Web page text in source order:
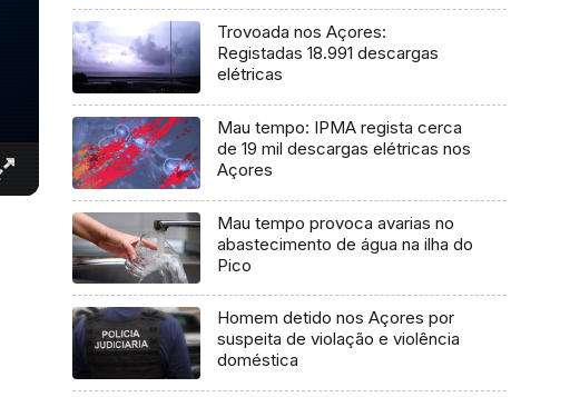
Trovoada nos Açores:
Registadas 18.991 descargas
elétricas
Mau tempo: IPMA regista cerca
de 19 mil descargas elétricas nos
Açores
Mau tempo provoca avarias no
abastecimento de água na ilha do
Pico
Homem detido nos Açores por
suspeita de violação e violência
doméstica